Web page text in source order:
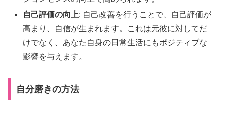
自己評価の向上: 自己改善を行うことで、自己評価が
高まり、自信が生まれます。これは元彼に対してだ
けでなく、あなた自身の日常生活にもポジティブな
影響を与えます。
自分磨きの方法